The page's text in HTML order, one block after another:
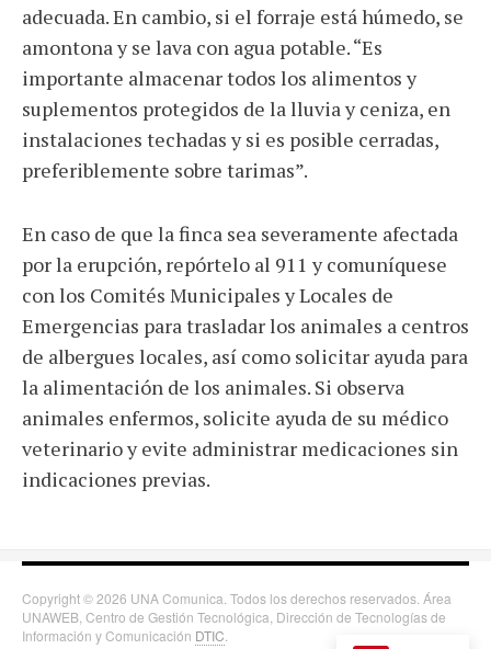
adecuada. En cambio, si el forraje está húmedo, se
amontona y se lava con agua potable. “Es
importante almacenar todos los alimentos y
suplementos protegidos de la lluvia y ceniza, en
instalaciones techadas y si es posible cerradas,
preferiblemente sobre tarimas”.
En caso de que la finca sea severamente afectada
por la erupción, repórtelo al 911 y comuníquese
con los Comités Municipales y Locales de
Emergencias para trasladar los animales a centros
de albergues locales, así como solicitar ayuda para
la alimentación de los animales. Si observa
animales enfermos, solicite ayuda de su médico
veterinario y evite administrar medicaciones sin
indicaciones previas.
Copyright © 2026 UNA Comunica. Todos los derechos reservados. Área
UNAWEB, Centro de Gestión Tecnológica, Dirección de Tecnologías de
Información y Comunicación DTIC